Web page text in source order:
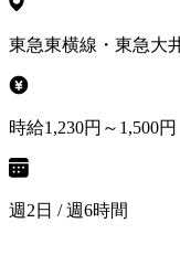
東急東横線・東急大
時給1,230円～1,500円
週2日 / 週6時間